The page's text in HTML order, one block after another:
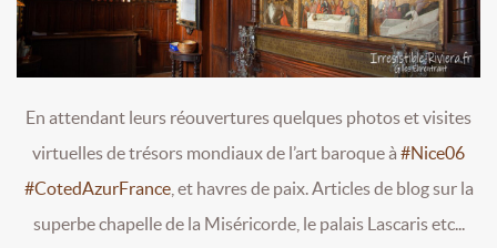
En attendant leurs réouvertures quelques photos et visites
virtuelles de trésors mondiaux de l’art baroque à #Nice06
#CotedAzurFrance, et havres de paix. Articles de blog sur la
superbe chapelle de la Miséricorde, le palais Lascaris etc...